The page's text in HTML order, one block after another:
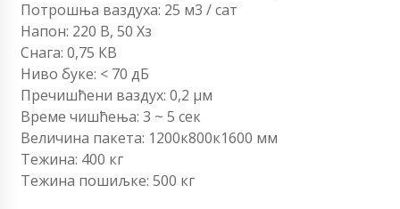
Потрошња ваздуха: 25 м3 / сат
Напон: 220 В, 50 Хз
Снага: 0,75 КВ
Ниво буке: < 70 дБ
Пречишћени ваздух: 0,2 µм
Време чишћења: 3 ~ 5 сек
Величина пакета: 1200к800к1600 мм
Тежина: 400 кг
Тежина пошиљке: 500 кг